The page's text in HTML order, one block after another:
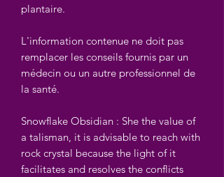
plantaire.
L'information contenue ne doit pas
remplacer les conseils fournis par un
médecin ou un autre professionnel de
la santé.
Snowflake Obsidian : She the value of
a talisman, it is advisable to reach with
rock crystal because the light of it
facilitates and resolves the conflicts